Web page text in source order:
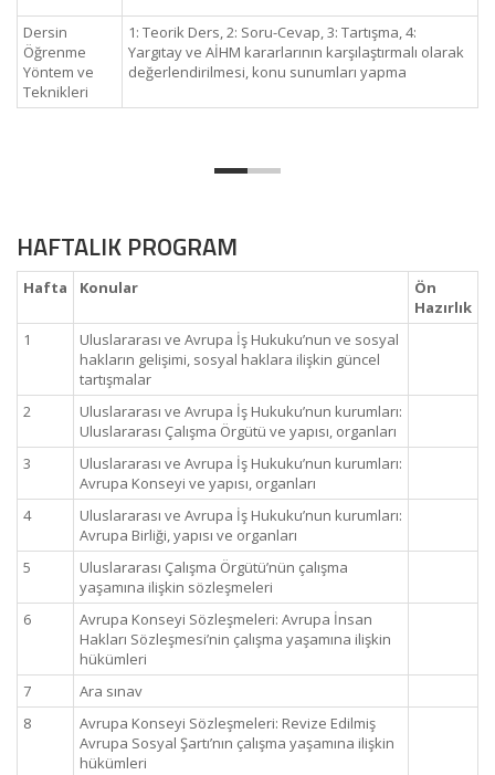
Dersin
Öğrenme
Yöntem ve
Teknikleri
1: Teorik Ders, 2: Soru-Cevap, 3: Tartışma, 4:
Yargıtay ve AİHM kararlarının karşılaştırmalı olarak
değerlendirilmesi, konu sunumları yapma
HAFTALIK PROGRAM
Hafta Konular
Ön
Hazırlık
1
Uluslararası ve Avrupa İş Hukuku’nun ve sosyal
hakların gelişimi, sosyal haklara ilişkin güncel
tartışmalar
2
Uluslararası ve Avrupa İş Hukuku’nun kurumları:
Uluslararası Çalışma Örgütü ve yapısı, organları
3
Uluslararası ve Avrupa İş Hukuku’nun kurumları:
Avrupa Konseyi ve yapısı, organları
4
Uluslararası ve Avrupa İş Hukuku’nun kurumları:
Avrupa Birliği, yapısı ve organları
5
Uluslararası Çalışma Örgütü’nün çalışma
yaşamına ilişkin sözleşmeleri
6
Avrupa Konseyi Sözleşmeleri: Avrupa İnsan
Hakları Sözleşmesi’nin çalışma yaşamına ilişkin
hükümleri
7
Ara sınav
8
Avrupa Konseyi Sözleşmeleri: Revize Edilmiş
Avrupa Sosyal Şartı’nın çalışma yaşamına ilişkin
hükümleri